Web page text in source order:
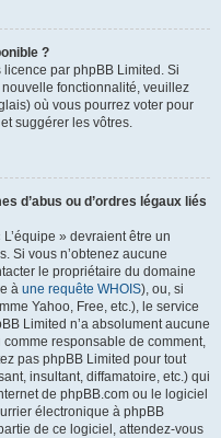
?
par phpBB Limited. Si
fonctionnalité, veuillez
où vous pourrez voter pour
suggérer les vôtres.
d’abus ou d’ordres légaux liés
» devraient être un
Si vous n’obtenez aucune
le propriétaire du domaine
à une requête WHOIS), ou, si
Yahoo, Free, etc.), le service
Limited n’a absolument aucune
responsable de comment,
pas phpBB Limited pour tout
insultant, diffamatoire, etc.) qui
de phpBB.com ou le logiciel
électronique à phpBB
de ce logiciel, attendez-vous